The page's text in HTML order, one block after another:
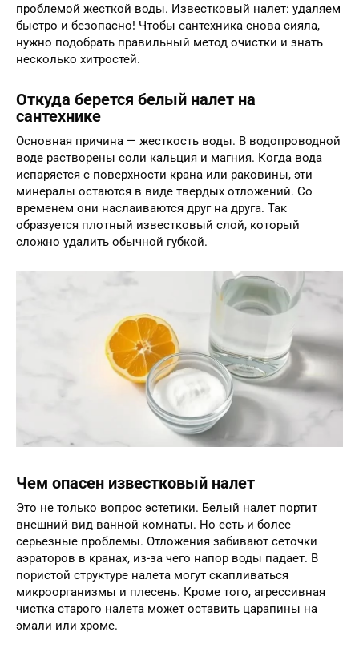
проблемой жесткой воды. Известковый налет: удаляем
быстро и безопасно! Чтобы сантехника снова сияла,
нужно подобрать правильный метод очистки и знать
несколько хитростей.
Откуда берется белый налет на
сантехнике
Основная причина — жесткость воды. В водопроводной
воде растворены соли кальция и магния. Когда вода
испаряется с поверхности крана или раковины, эти
минералы остаются в виде твердых отложений. Со
временем они наслаиваются друг на друга. Так
образуется плотный известковый слой, который
сложно удалить обычной губкой.
Чем опасен известковый налет
Это не только вопрос эстетики. Белый налет портит
внешний вид ванной комнаты. Но есть и более
серьезные проблемы. Отложения забивают сеточки
аэраторов в кранах, из-за чего напор воды падает. В
пористой структуре налета могут скапливаться
микроорганизмы и плесень. Кроме того, агрессивная
чистка старого налета может оставить царапины на
эмали или хроме.